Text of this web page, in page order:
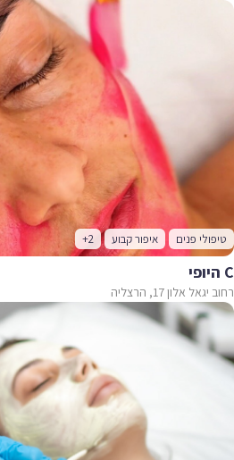
טיפולי פנים איפור קבוע +2
C היופי
רחוב יגאל אלון 17, הרצליה